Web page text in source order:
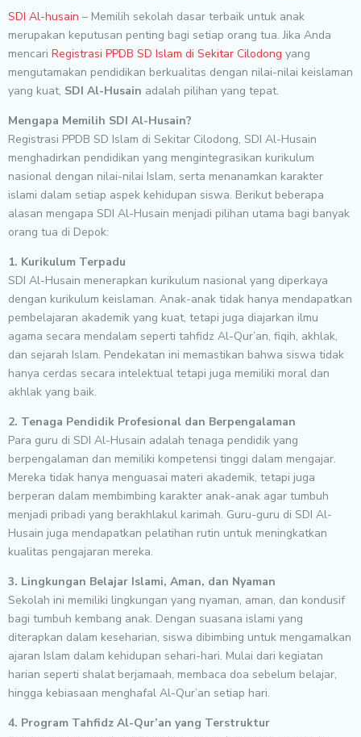
SDI Al-husain – Memilih sekolah dasar terbaik untuk anak
merupakan keputusan penting bagi setiap orang tua. Jika Anda
mencari Registrasi PPDB SD Islam di Sekitar Cilodong yang
mengutamakan pendidikan berkualitas dengan nilai-nilai keislaman
yang kuat, SDI Al-Husain adalah pilihan yang tepat.
Mengapa Memilih SDI Al-Husain?
Registrasi PPDB SD Islam di Sekitar Cilodong, SDI Al-Husain
menghadirkan pendidikan yang mengintegrasikan kurikulum
nasional dengan nilai-nilai Islam, serta menanamkan karakter
islami dalam setiap aspek kehidupan siswa. Berikut beberapa
alasan mengapa SDI Al-Husain menjadi pilihan utama bagi banyak
orang tua di Depok:
1. Kurikulum Terpadu
SDI Al-Husain menerapkan kurikulum nasional yang diperkaya
dengan kurikulum keislaman. Anak-anak tidak hanya mendapatkan
pembelajaran akademik yang kuat, tetapi juga diajarkan ilmu
agama secara mendalam seperti tahfidz Al-Qur’an, fiqih, akhlak,
dan sejarah Islam. Pendekatan ini memastikan bahwa siswa tidak
hanya cerdas secara intelektual tetapi juga memiliki moral dan
akhlak yang baik.
2. Tenaga Pendidik Profesional dan Berpengalaman
Para guru di SDI Al-Husain adalah tenaga pendidik yang
berpengalaman dan memiliki kompetensi tinggi dalam mengajar.
Mereka tidak hanya menguasai materi akademik, tetapi juga
berperan dalam membimbing karakter anak-anak agar tumbuh
menjadi pribadi yang berakhlakul karimah. Guru-guru di SDI Al-
Husain juga mendapatkan pelatihan rutin untuk meningkatkan
kualitas pengajaran mereka.
3. Lingkungan Belajar Islami, Aman, dan Nyaman
Sekolah ini memiliki lingkungan yang nyaman, aman, dan kondusif
bagi tumbuh kembang anak. Dengan suasana islami yang
diterapkan dalam keseharian, siswa dibimbing untuk mengamalkan
ajaran Islam dalam kehidupan sehari-hari. Mulai dari kegiatan
harian seperti shalat berjamaah, membaca doa sebelum belajar,
hingga kebiasaan menghafal Al-Qur’an setiap hari.
4. Program Tahfidz Al-Qur’an yang Terstruktur